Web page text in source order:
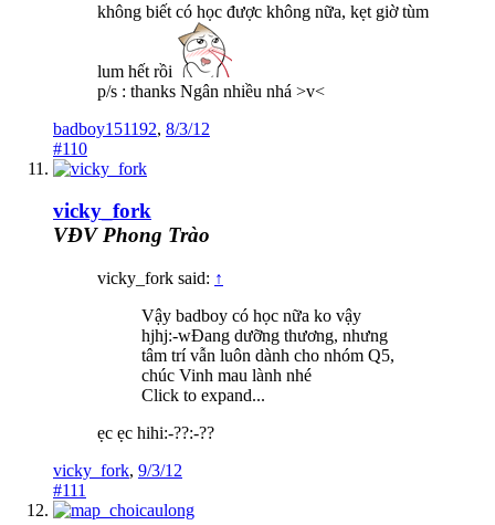
không biết có học được không nữa, kẹt giờ tùm
lum hết rồi
p/s : thanks Ngân nhiều nhá >v<
badboy151192, 8/3/12
#110
vicky_fork
VĐV Phong Trào
vicky_fork said: ↑
Vậy badboy có học nữa ko vậy
hjhj:-wĐang dưỡng thương, nhưng
tâm trí vẫn luôn dành cho nhóm Q5,
chúc Vinh mau lành nhé
Click to expand...
ẹc ẹc hihi:-??:-??
vicky_fork, 9/3/12
#111